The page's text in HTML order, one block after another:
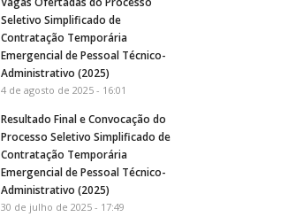
Seletivo Simplificado de
Contratação Temporária
Emergencial de Pessoal Técnico-
Administrativo (2025)
4 de agosto de 2025 - 16:01
Resultado Final e Convocação do
Processo Seletivo Simplificado de
Contratação Temporária
Emergencial de Pessoal Técnico-
Administrativo (2025)
30 de julho de 2025 - 17:49